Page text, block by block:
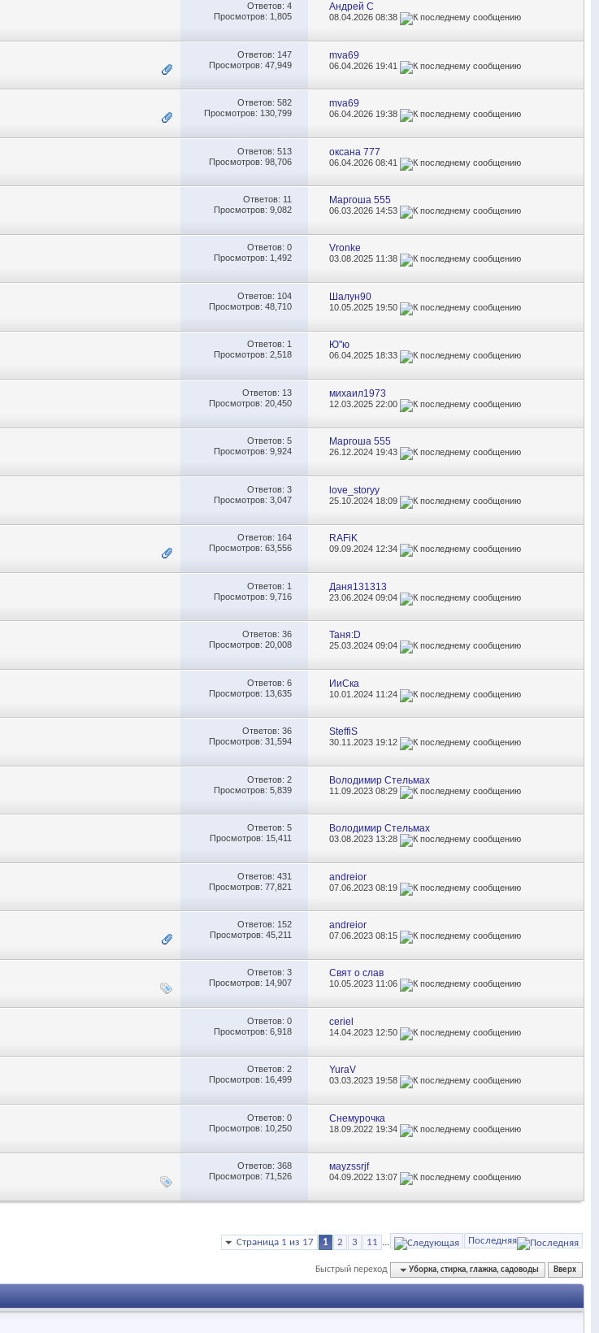
Ответов: 4
Просмотров: 1,805
Андрей С
08.04.202608:38
Ответов: 147
Просмотров: 47,949
mva69
06.04.2026 19:41
Ответов: 582
Просмотров: 130,799
mva69
06.04.2026 19:38
Ответов: 513
Просмотров: 98,706
оксана 777
06.04.202608:41
Ответов: 11
Просмотров: 9,082
Маргоша 555
06.03.2026 14:53
Ответов: 0
Просмотров: 1,492
Vronke
03.08.202511:38
Ответов: 104
Просмотров: 48,710
Шалун90
10.05.2025 19:50
Ответов: 1
Просмотров: 2,518
Ю"ю
06.04.2025 18:33
Ответов: 13
Просмотров: 20,450
михаил1973
12.03.202522:00
Ответов: 5
Просмотров: 9,924
Маргоша 555
26.12.2024 19:43
Ответов: 3
Просмотров: 3,047
love_storyy
25.10.2024 18:09
Ответов: 164
Просмотров: 63,556
RAFiK
09.09.2024 12:34
Ответов: 1
Просмотров: 9,716
Даня131313
23.06.202409:04
Ответов: 36
Просмотров: 20,008
Таня:D
25.03.202409:04
Ответов: 6
Просмотров: 13,635
ИиСка
10.01.2024 11:24
Ответов: 36
Просмотров: 31,594
SteffiS
30.11.2023 19:12
Ответов: 2
Просмотров: 5,839
Володимир Стельмах
11.09.202308:29
Ответов: 5
Просмотров: 15,411
Володимир Стельмах
03.08.2023 13:28
Ответов: 431
Просмотров: 77,821
andreior
07.06.202308:19
Ответов: 152
Просмотров: 45,211
andreior
07.06.202308:15
Ответов: 3
Просмотров: 14,907
Свят о слав
10.05.202311:06
Ответов: 0
Просмотров: 6,918
ceriel
14.04.2023 12:50
Ответов: 2
Просмотров: 16,499
YuraV
03.03.202319:58
Ответов: 0
Просмотров: 10,250
Снемурочка
18.09.2022 19:34
Ответов: 368
Просмотров: 71,526
мауzssrjf
04.09.2022 13:07
Страница 1 из 17 1 2 3 11 ... Последняя
Быстрый переход Уборка, стирка, глажка, садоводы Вверх